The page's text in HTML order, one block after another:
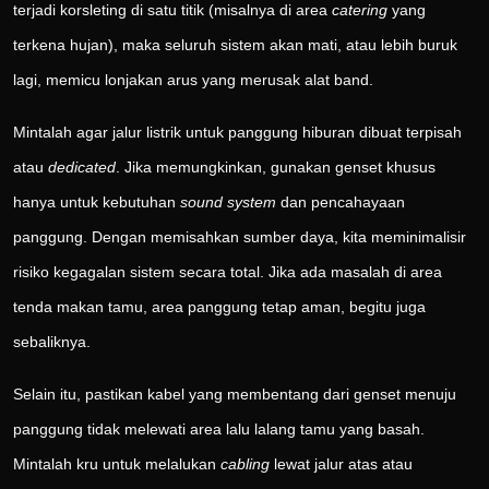
terjadi korsleting di satu titik (misalnya di area catering yang
terkena hujan), maka seluruh sistem akan mati, atau lebih buruk
lagi, memicu lonjakan arus yang merusak alat band.
Mintalah agar jalur listrik untuk panggung hiburan dibuat terpisah
atau dedicated . Jika memungkinkan, gunakan genset khusus
hanya untuk kebutuhan sound system dan pencahayaan
panggung. Dengan memisahkan sumber daya, kita meminimalisir
risiko kegagalan sistem secara total. Jika ada masalah di area
tenda makan tamu, area panggung tetap aman, begitu juga
sebaliknya.
Selain itu, pastikan kabel yang membentang dari genset menuju
panggung tidak melewati area lalu lalang tamu yang basah.
Mintalah kru untuk melalukan cabling lewat jalur atas atau